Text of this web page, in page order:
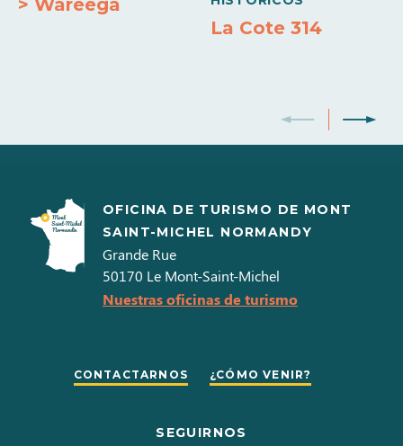
> Wareega
La Cote 314
OFICINA DE TURISMO DE MONT
SAINT-MICHEL NORMANDY
Grande Rue
50170 Le Mont-Saint-Michel
Nuestras oficinas de turismo
CONTACTARNOS ¿CÓMO VENIR?
SEGUIRNOS